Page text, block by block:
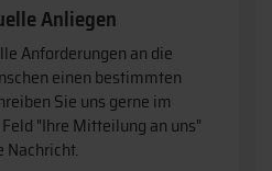
Anliegen
Anforderungen an die
einen bestimmten
Sie uns gerne im
"Ihre Mitteilung an uns"
Nachricht.